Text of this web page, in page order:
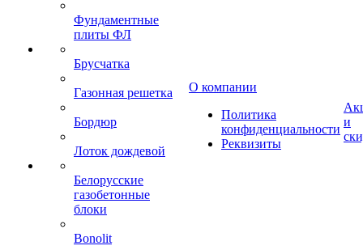
Фундаментные
плиты ФЛ
Брусчатка
Газонная решетка
Бордюр
Лоток дождевой
Белорусские
газобетонные
блоки
Bonolit
О компании
Политика
конфиденциальности
Реквизиты
и